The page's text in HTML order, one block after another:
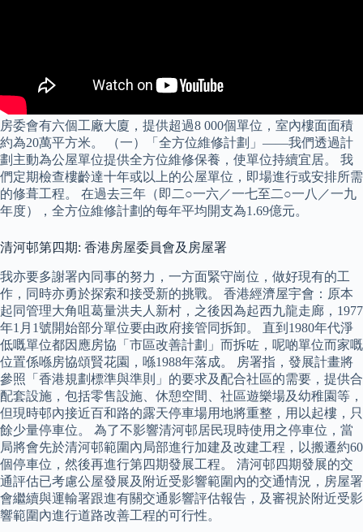
房委會有六個工廠大廈，提供超過8 000個單位，室內樓面面積
約為20萬平方米。 （一）「全方位維修計劃」——我們透過計
劃主動為公屋單位提供全方位維修保養，使單位持續宜居。 我
們定期檢查樓齡達十年或以上的公屋單位，即場進行或安排所需
的修葺工程。 在過去三年（即二○一六／一七至二○一八／一九
年度），全方位維修計劃的每年平均開支為1.69億元。
清河邨第四期: 香港房屋委員會及房屋署
我亦要多謝署內同事的努力，一方面緊守崗位，做好現有的工
作，同時亦勇於探索和接受新的挑戰。 香港經濟屋宇會：原本
起同管理大角咀葛量洪夫人新村，之後因為起西九龍走廊，1977
年1月1號開始部分單位要由政府接管同拆卸。 直到1980年代淨
低嘅單位都因應房協「市區改善計劃」而拆咗，呢啲單位而家嘅
位置係喺房協頌賢花園，喺1988年落成。 房署指，發展計畫將
參照「香港規劃標準與準則」的要求及配合社區的需要，提供合
配套設施，包括零售設施、休憩空間、社區遊樂場及幼稚園等，
但現時邨內接近百和路的露天停車場用地將重整，用以起樓，只
餘少量停車位。 為了不影響清河邨居民現時使用之停車位，當
局將會先於清河邨範圍內局部進行加建及改建工程，以搬遷約60
個停車位，然後再進行第四期發展工程。 清河邨四期發展的交
通評估已考慮公屋發展及附近受影響範圍內的交通情況，房屋署
會繼續與運輸署跟進有關交通影響評估報告，及審視於附近受影
響範圍內進行道路改善工程的可行性。